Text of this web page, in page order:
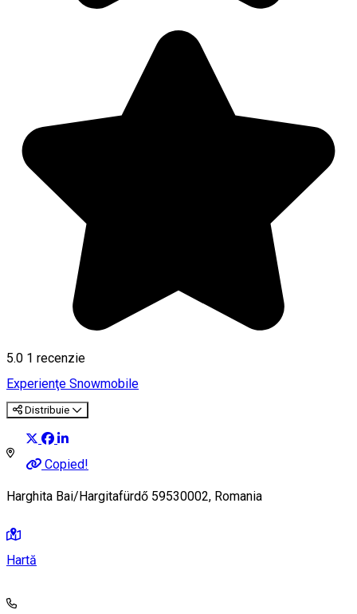
5.0 1 recenzie
Experienţe Snowmobile
Distribuie
Copied!
Harghita Bai/Hargitafürdő 59530002, Romania
Hartă